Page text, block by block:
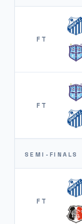
FT
FT
SEMI-FINALS
FT